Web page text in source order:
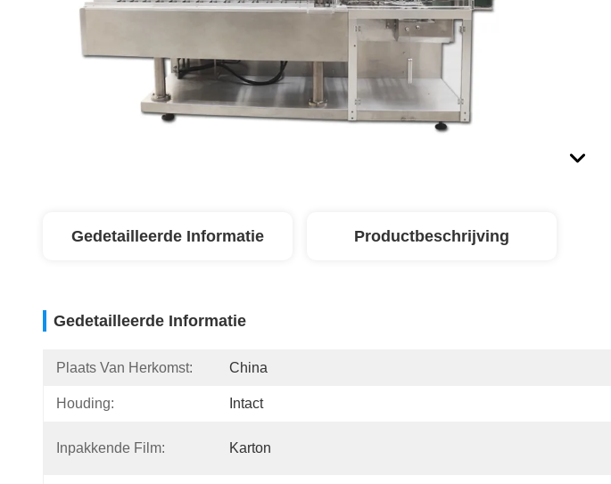
Gedetailleerde Informatie Productbeschrijving
Gedetailleerde Informatie
Plaats Van Herkomst: China
Houding: Intact
Inpakkende Film: Karton